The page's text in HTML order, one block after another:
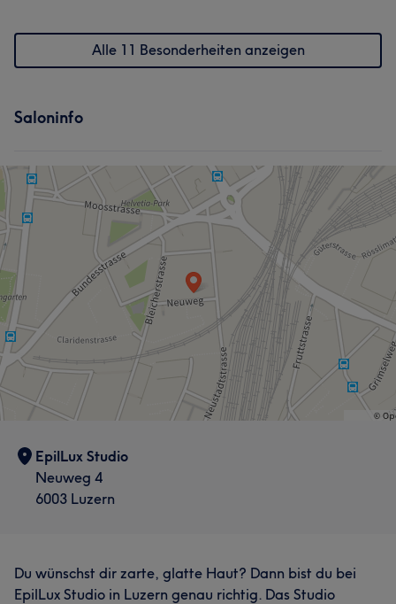
Alle 11 Besonderheiten anzeigen
Saloninfo
EpilLux Studio
Neuweg 4
6003 Luzern
Du wünschst dir zarte, glatte Haut? Dann bist du bei
EpilLux Studio in Luzern genau richtig. Das Studio